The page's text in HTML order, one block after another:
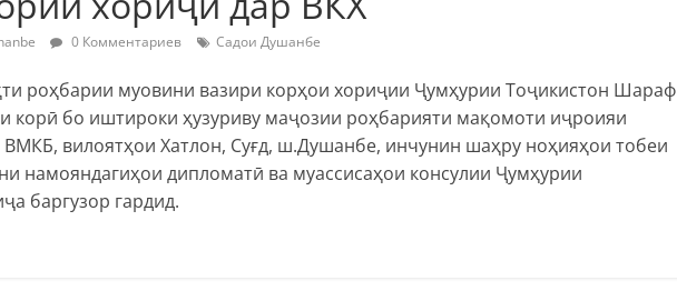
0 Комментариев Садои Душанбе
роҳбарии муовини вазири корҳои хориҷии Ҷумҳурии Тоҷикистон Шараф
корӣ бо иштироки ҳузуриву маҷозии роҳбарияти мақомоти иҷроияи
вилоятҳои Хатлон, Суғд, ш.Душанбе, инчунин шаҳру ноҳияҳои тобеи
намояндагиҳои дипломатӣ ва муассисаҳои консулии Ҷумҳурии
баргузор гардид.